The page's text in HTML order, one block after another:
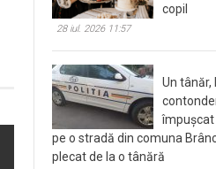
copil
28 iul. 2026 11:57
Un tânăr,
împușcat
pe o stradă din comuna
plecat de la o tânără